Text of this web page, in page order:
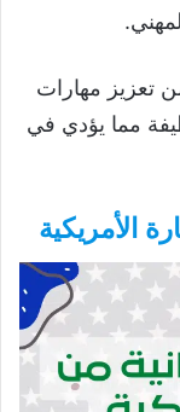
تعزيز مهارات
مما يؤدي في
الأمريكية